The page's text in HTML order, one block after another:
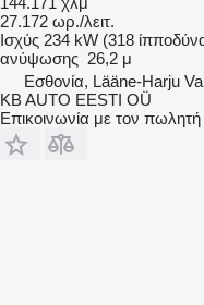
27.172 ωρ./λειτ.
Ισχύς 234 kW (318
ανύψωσης 26,2 μ
Εσθονία, Lääne-Harju
KB AUTO EESTI OÜ
Επικοινωνία με τον πωλητή